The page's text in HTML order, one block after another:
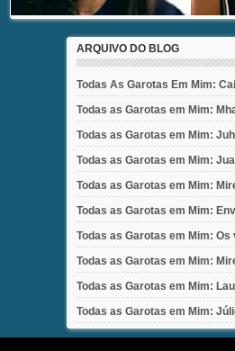
ARQUIVO DO BLOG
Todas As Garotas Em Mim:
Todas as Garotas em Mim:
Todas as Garotas em Mim:
Todas as Garotas em Mim:
Todas as Garotas em Mim:
Todas as Garotas em Mim:
Todas as Garotas em Mim:
Todas as Garotas em Mim:
Todas as Garotas em Mim:
Todas as Garotas em Mim: